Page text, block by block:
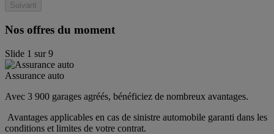
Suivant
Nos offres du moment
Slide 1 sur9
Assurance auto
Avec 3 900 garages agréés, bénéficiez de nombreux avantages.
Avantages applicables en cas de sinistre automobile garanti dans les
conditions et limites de votre contrat.